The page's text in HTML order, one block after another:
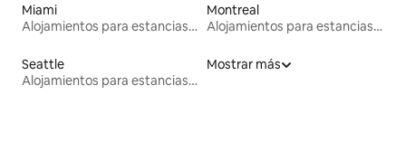
Miami
Alojamientos para estancias largas
Montreal
Alojamientos para estancias largas
Seattle
Alojamientos para estancias largas
Mostrar más